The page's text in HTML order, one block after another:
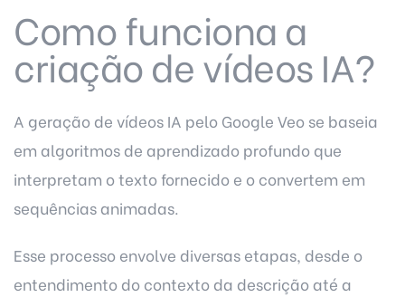
Como funciona a
criação de vídeos IA?
A geração de vídeos IA pelo Google Veo se baseia
em algoritmos de aprendizado profundo que
interpretam o texto fornecido e o convertem em
sequências animadas.
Esse processo envolve diversas etapas, desde o
entendimento do contexto da descrição até a